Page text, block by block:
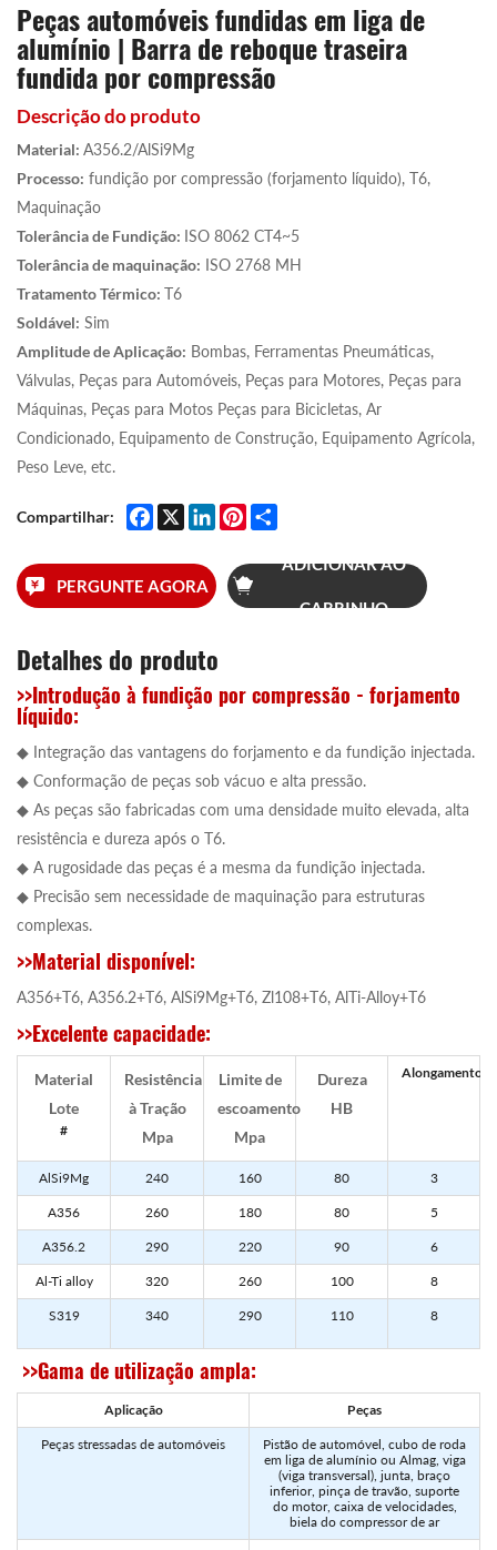
Peças automóveis fundidas em liga de
alumínio | Barra de reboque traseira
fundida por compressão
Descrição do produto
Material: A356.2/AlSi9Mg
Processo: fundição por compressão (forjamento líquido), T6,
Maquinação
Tolerância de Fundição: ISO 8062 CT4~5
Tolerância de maquinação: ISO 2768 MH
Tratamento Térmico: T6
Soldável: Sim
Amplitude de Aplicação: Bombas, Ferramentas Pneumáticas,
Válvulas, Peças para Automóveis, Peças para Motores, Peças para
Máquinas, Peças para Motos Peças para Bicicletas, Ar
Condicionado, Equipamento de Construção, Equipamento Agrícola,
Peso Leve, etc.
Compartilhar: Facebook
X LinkedInPinterest
PERGUNTE AGORA
ADICIONAR AO
CARRINHO
Detalhes do produto
>>Introdução à fundição por compressão - forjamento
líquido:
◆ Integração das vantagens do forjamento e da fundição injectada.
◆ Conformação de peças sob vácuo e alta pressão.
◆ As peças são fabricadas com uma densidade muito elevada, alta
resistência e dureza após o T6.
◆ A rugosidade das peças é a mesma da fundição injectada.
◆ Precisão sem necessidade de maquinação para estruturas
complexas.
>>Material disponível:
A356+T6, A356.2+T6, AlSi9Mg+T6, Zl108+T6, AlTi-Alloy+T6
>>Excelente capacidade:
Material
Lote
#
Resistência
à Tração
Mpa
Limite de
escoamento
Mpa
Dureza
HB
Alongamento%
AlSi9Mg 240 160 80 3
A356 260 180 80 5
A356.2 290 220 90 6
Al-Ti alloy 320 260 100 8
S319 340 290 110 8
>>Gama de utilização ampla:
Aplicação Peças
Peças stressadas de automóveis
Pistão de automóvel, cubo de roda
em liga de alumínio ou Almag, viga
(viga transversal), junta, braço
inferior, pinça de travão, suporte
do motor, caixa de velocidades,
biela do compressor de ar